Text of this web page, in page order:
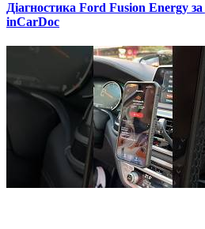
Діагностика Ford Fusion Energy
inCarDoc